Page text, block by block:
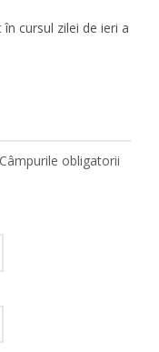
cursul zilei de ieri a
Câmpurile obligatorii